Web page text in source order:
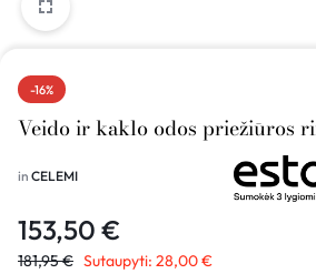
-16%
Veido ir kaklo odos priežiūros
in CELEMI
153,50 €
181,95€ Sutaupyti: 28,00€